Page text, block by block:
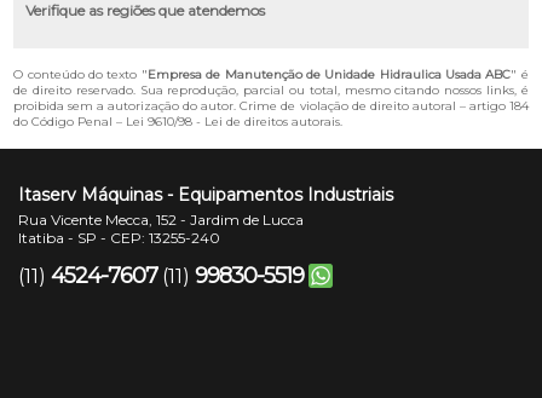
Verifique as regiões que atendemos
O conteúdo do texto "Empresa de Manutenção de Unidade Hidraulica Usada ABC" é
de direito reservado. Sua reprodução, parcial ou total, mesmo citando nossos links, é
proibida sem a autorização do autor. Crime de violação de direito autoral – artigo 184
do Código Penal – Lei 9610/98 - Lei de direitos autorais.
Itaserv Máquinas - Equipamentos Industriais
Rua Vicente Mecca, 152 - Jardim de Lucca
Itatiba - SP - CEP: 13255-240
(11) 4524-7607 (11) 99830-5519